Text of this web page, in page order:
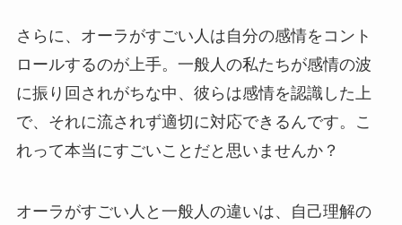
さらに、オーラがすごい人は自分の感情をコント
ロールするのが上手。一般人の私たちが感情の波
に振り回されがちな中、彼らは感情を認識した上
で、それに流されず適切に対応できるんです。こ
れって本当にすごいことだと思いませんか？
オーラがすごい人と一般人の違いは、自己理解の